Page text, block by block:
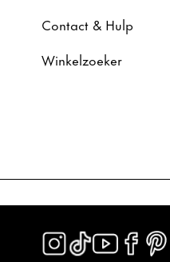
Contact & Hulp
Winkelzoeker